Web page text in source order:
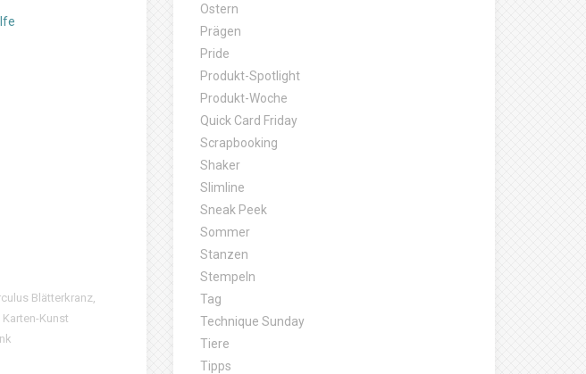
Blätterkranz,
Karten-Kunst
Ostern
Prägen
Pride
Produkt-Spotlight
Produkt-Woche
Quick Card Friday
Scrapbooking
Shaker
Slimline
Sneak Peek
Sommer
Stanzen
Stempeln
Tag
Technique Sunday
Tiere
Tipps